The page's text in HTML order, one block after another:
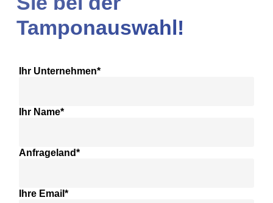
Tamponauswahl!
Ihr Unternehmen*
Ihr Name*
Anfrageland*
Ihre Email*